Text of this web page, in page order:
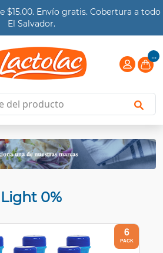
$15.00. Envío gratis. Cobertura a todo
El Salvador.
...
Light 0%
6
PACK